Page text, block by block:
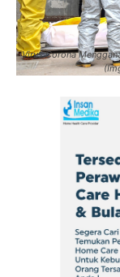
Virus Corona